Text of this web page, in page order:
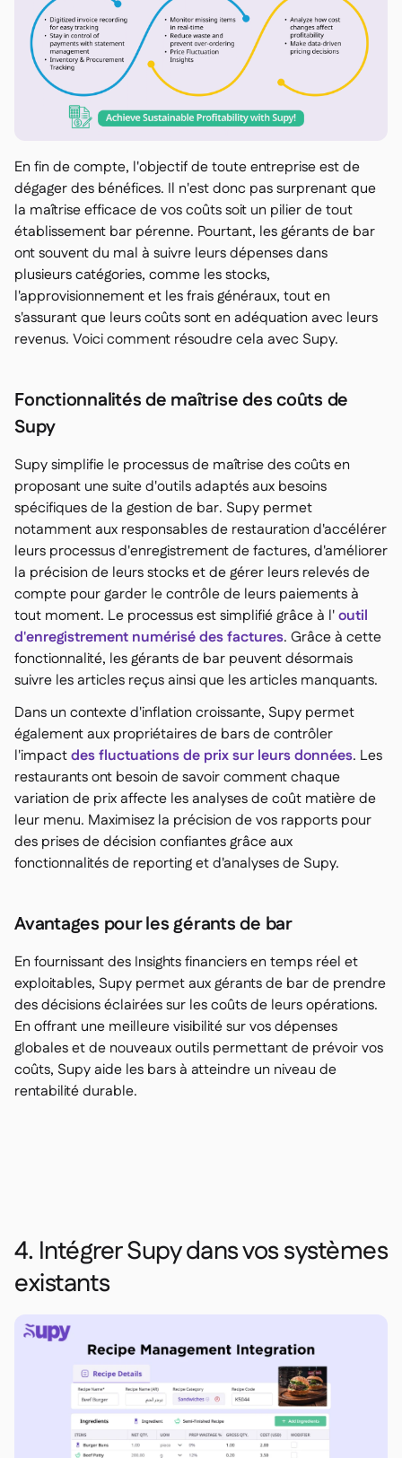
En fin de compte, l'objectif de toute entreprise est de
dégager des bénéfices. Il n'est donc pas surprenant que
la maîtrise efficace de vos coûts soit un pilier de tout
établissement bar pérenne. Pourtant, les gérants de bar
ont souvent du mal à suivre leurs dépenses dans
plusieurs catégories, comme les stocks,
l'approvisionnement et les frais généraux, tout en
s'assurant que leurs coûts sont en adéquation avec leurs
revenus. Voici comment résoudre cela avec Supy.
Fonctionnalités de maîtrise des coûts de
Supy
Supy simplifie le processus de maîtrise des coûts en
proposant une suite d'outils adaptés aux besoins
spécifiques de la gestion de bar. Supy permet
notamment aux responsables de restauration d'accélérer
leurs processus d'enregistrement de factures, d'améliorer
la précision de leurs stocks et de gérer leurs relevés de
compte pour garder le contrôle de leurs paiements à
tout moment. Le processus est simplifié grâce à l'outil
d'enregistrement numérisé des factures. Grâce à cette
fonctionnalité, les gérants de bar peuvent désormais
suivre les articles reçus ainsi que les articles manquants.
Dans un contexte d'inflation croissante, Supy permet
également aux propriétaires de bars de contrôler
l'impactdes fluctuations de prix sur leurs données. Les
restaurants ont besoin de savoir comment chaque
variation de prix affecte les analyses de coût matière de
leur menu. Maximisez la précision de vos rapports pour
des prises de décision confiantes grâce aux
fonctionnalités de reporting et d'analyses de Supy.
Avantages pour les gérants de bar
En fournissant des Insights financiers en temps réel et
exploitables, Supy permet aux gérants de bar de prendre
des décisions éclairées sur les coûts de leurs opérations.
En offrant une meilleure visibilité sur vos dépenses
globales et de nouveaux outils permettant de prévoir vos
coûts, Supy aide les bars à atteindre un niveau de
rentabilité durable.
4. Intégrer Supy dans vos systèmes
existants